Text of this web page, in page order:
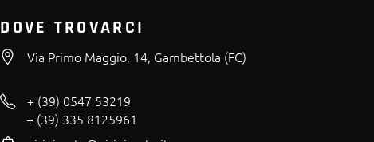
DOVE TROVARCI
Via Primo Maggio, 14, Gambettola (FC)
+ (39) 0547 53219
+ (39) 335 8125961